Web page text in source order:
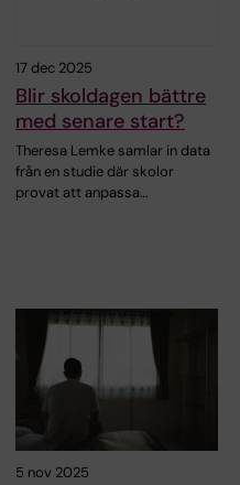
17 dec 2025
Blir skoldagen bättre
med senare start?
Theresa Lemke samlar in data
från en studie där skolor
provat att anpassa…
5 nov 2025